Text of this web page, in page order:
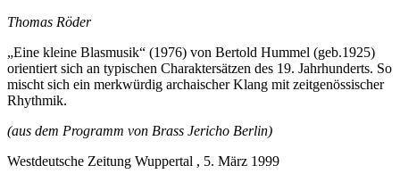
Thomas Röder
„Eine kleine Blasmusik“ (1976) von Bertold Hummel (geb.1925)
orientiert sich an typischen Charaktersätzen des 19. Jahrhunderts. So
mischt sich ein merkwürdig archaischer Klang mit zeitgenössischer
Rhythmik.
(aus dem Programm von Brass Jericho Berlin)
Westdeutsche Zeitung Wuppertal , 5. März 1999